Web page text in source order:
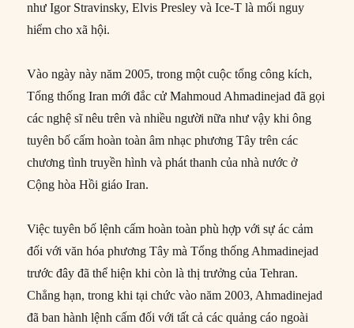
như Igor Stravinsky, Elvis Presley và Ice-T là mối nguy
hiểm cho xã hội.
Vào ngày này năm 2005, trong một cuộc tổng công kích,
Tổng thống Iran mới đắc cử Mahmoud Ahmadinejad đã gọi
các nghệ sĩ nêu trên và nhiều người nữa như vậy khi ông
tuyên bố cấm hoàn toàn âm nhạc phương Tây trên các
chương tình truyền hình và phát thanh của nhà nước ở
Cộng hòa Hồi giáo Iran.
Việc tuyên bố lệnh cấm hoàn toàn phù hợp với sự ác cảm
đối với văn hóa phương Tây mà Tổng thống Ahmadinejad
trước đây đã thể hiện khi còn là thị trưởng của Tehran.
Chẳng hạn, trong khi tại chức vào năm 2003, Ahmadinejad
đã ban hành lệnh cấm đối với tất cả các quảng cáo ngoài